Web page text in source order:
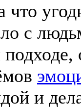
что
с
и